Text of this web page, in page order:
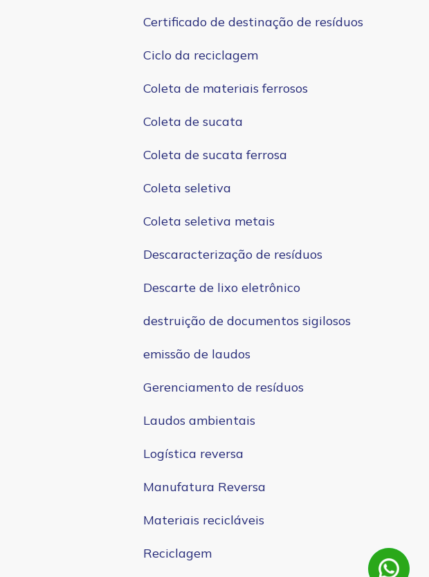
Certificado de destinação de resíduos
Ciclo da reciclagem
Coleta de materiais ferrosos
Coleta de sucata
Coleta de sucata ferrosa
Coleta seletiva
Coleta seletiva metais
Descaracterização de resíduos
Descarte de lixo eletrônico
destruição de documentos sigilosos
emissão de laudos
Gerenciamento de resíduos
Laudos ambientais
Logística reversa
Manufatura Reversa
Materiais recicláveis
Reciclagem